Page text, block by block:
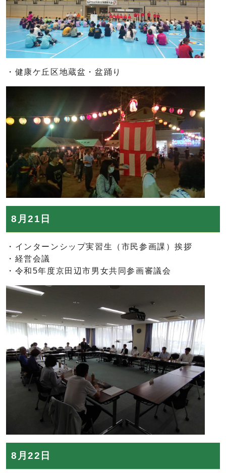
・健康ケ丘区地蔵盆・盆踊り
8月21日
・インターンシップ実習生（市民参画課）挨拶
・経営会議
・令和5年度京田辺市男女共同参画審議会
8月22日